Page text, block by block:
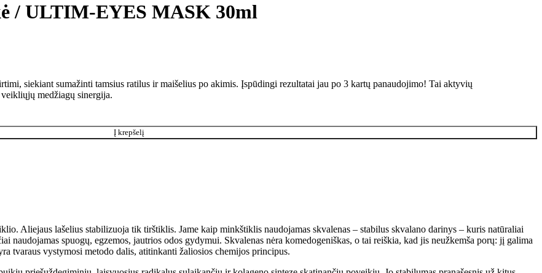
/ ULTIM-EYES MASK 30ml
siekiant sumažinti tamsius ratilus ir maišelius po akimis. Įspūdingi rezultatai jau po 3 kartų panaudojimo! Tai aktyvių
medžiagų sinergija.
Į krepšelį
Aliejaus lašelius stabilizuoja tik tirštiklis. Jame kaip minkštiklis naudojamas skvalenas – stabilus skvalano darinys – kuris natūraliai
naudojamas spuogų, egzemos, jautrios odos gydymui. Skvalenas nėra komedogeniškas, o tai reiškia, kad jis neužkemša porų: jį galima
tvaraus vystymosi metodo dalis, atitinkanti žaliosios chemijos principus.